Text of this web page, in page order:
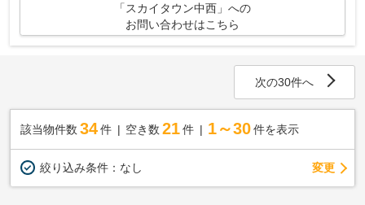
「スカイタウン中西」への
お問い合わせはこちら
次の30件へ
該当物件数 34件 空き数 21 件 1～30 件を表示
絞り込み条件： なし 変更